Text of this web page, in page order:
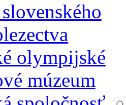
olympijské
múzeum